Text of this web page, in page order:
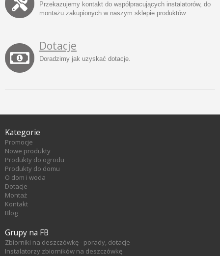
Przekazujemy kontakt do współpracujących instalatorów, do
montażu zakupionych w naszym sklepie produktów.
Dotacje
Doradzimy jak uzyskać dotacje.
Kategorie
Promocje
Nowe produkty
Produkty do ogrodu
Produkty do domu
O dom i woda
Dotacje
Montaż
Kontakt
Blog
Grupy na FB
Zbiorniki na deszczówkę - porady, dotacje
Instalatorzy zbiorników na deszczówkę